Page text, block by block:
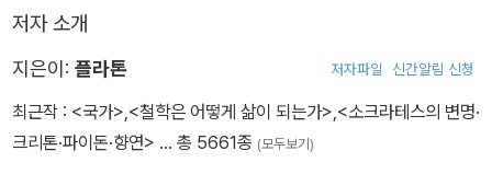
저자 소개
지은이: 플라톤 저자파일 신간알림 신청
최근작 : <국가> <철학은 어떻게 삶이 되는가> <소크라테스의 변명·
크리톤·파이돈·향연> … 총 5661종 (모두보기)